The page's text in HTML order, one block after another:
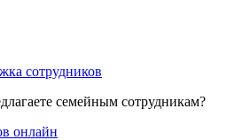
сотрудников
семейным сотрудникам?
онлайн